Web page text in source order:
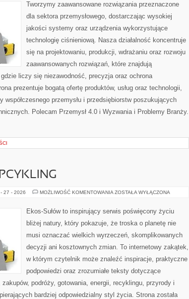
Tworzymy zaawansowane rozwiązania przeznaczone
dla sektora przemysłowego, dostarczając wysokiej
jakości systemy oraz urządzenia wykorzystujące
technologię ciśnieniową. Nasza działalność koncentruje
się na projektowaniu, produkcji, wdrażaniu oraz rozwoju
zaawansowanych rozwiązań, które znajdują
liczy się niezawodność, precyzja oraz ochrona
prezentuje bogatą ofertę produktów, usług oraz technologii,
współczesnego przemysłu i przedsiębiorstw poszukujących
Polecam Przemysł 4.0 i Wyzwania i Problemy Branży.
27 - 2026 MOŻLIWOŚĆ KOMENTOWANIA RECYKLING
ZOSTAŁA WYŁĄCZONA
Ekos-Sułów to inspirujący serwis poświęcony życiu
bliżej natury, który pokazuje, że troska o planetę nie
musi oznaczać wielkich wyrzeczeń, skomplikowanych
decyzji ani kosztownych zmian. To internetowy zakątek,
w którym czytelnik może znaleźć inspiracje, praktyczne
podpowiedzi oraz zrozumiałe teksty dotyczące
podróży, gotowania, energii, recyklingu, przyrody i
bardziej odpowiedzialny styl życia. Strona została